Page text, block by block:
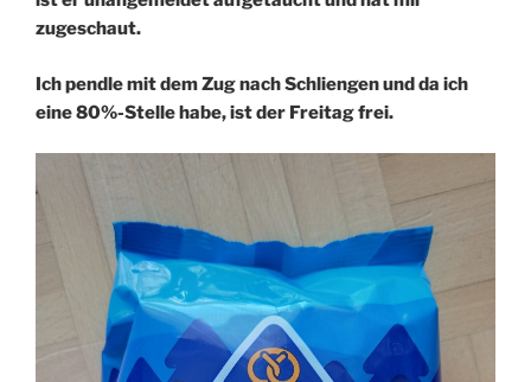
zugeschaut.
Ich pendle mit dem Zug nach Schliengen und da ich
eine 80%-Stelle habe, ist der Freitag frei.